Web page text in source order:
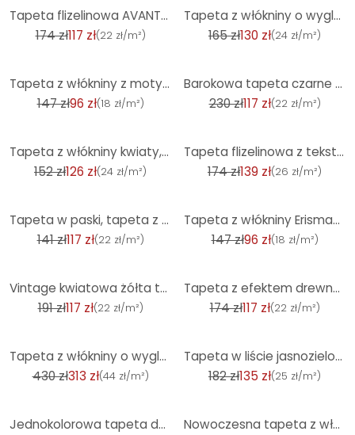
Tapeta flizelinowa AVANTGARDE Elle Decoration 4, petrol
174 zł117 zł(22 zł/m²)
Tapeta z włókniny o wyglądzie połyskującego beżowego betonu
165 zł130 zł(24 zł/m²)
Tapeta z włókniny z motywem kwiatowym La Terrasse brązowa
147 zł96 zł(18 zł/m²)
Barokowa tapeta czarne złoto - luksusowa tapeta z włókniny w stylu vintage z ornamentami
230 zł117 zł(22 zł/m²)
Tapeta z włókniny kwiaty, liście floral nature matowa w kolorze białym czerwonym
152 zł126 zł(24 zł/m²)
Tapeta flizelinowa z teksturowanym motywem kafelków o brązowym, tekstylnym wyglądzie
174 zł139 zł(26 zł/m²)
Tapeta w paski, tapeta z włókniny Erismann Versailles beżowa, kremowa
141 zł117 zł(22 zł/m²)
Tapeta z włókniny Erismann Casual Chic biała
147 zł96 zł(18 zł/m²)
Vintage kwiatowa żółta tapeta z włókniny kwiatowa tapeta do sypialni
191 zł117 zł(22 zł/m²)
Tapeta z efektem drewna brązowa tapeta włókninowa panele drewniane 3D skandynawski nowoczesny
174 zł117 zł(22 zł/m²)
Tapeta z włókniny o wyglądzie artystycznej fali i beżowej fali
430 zł313 zł(44 zł/m²)
Tapeta w liście jasnozielona - subtelny wzór tapety o wyglądzie bambusa - tapeta z włókniny
182 zł135 zł(25 zł/m²)
Jednokolorowa tapeta do pokoju dziecięcego różowa dziewczynka - tapeta jednokolorowa miękka matowa
Nowoczesna tapeta z włókniny w kolorze białym z niebieską teksturą